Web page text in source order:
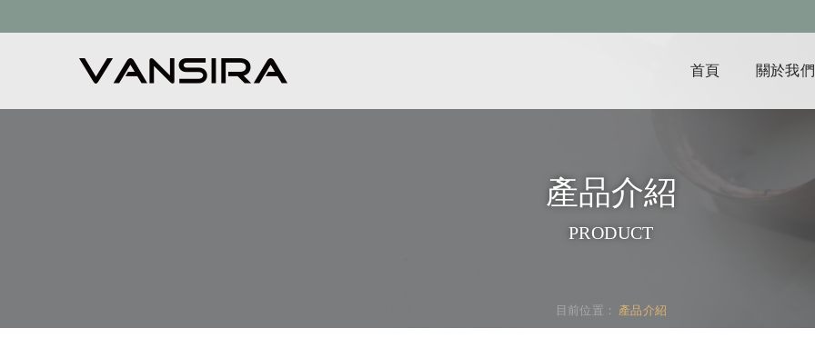
首頁 關於我們
產品介紹
PRODUCT
目前位置： 產品介紹